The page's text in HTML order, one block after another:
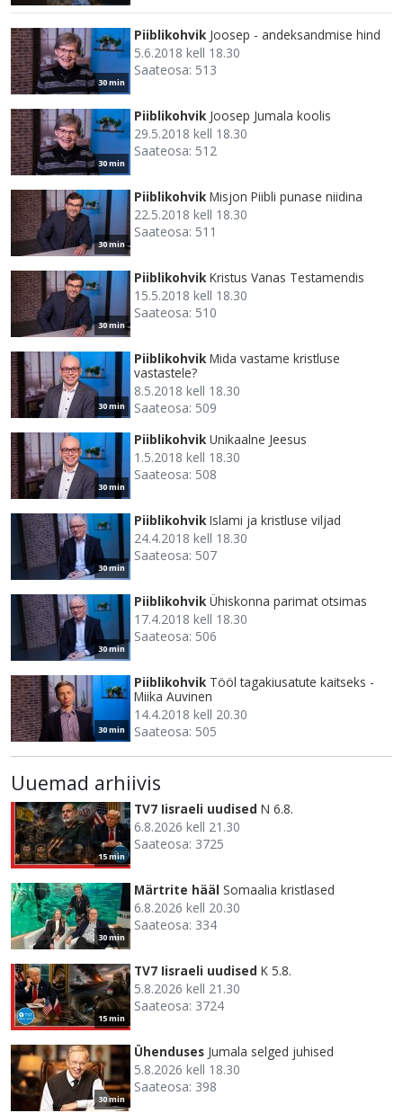
30 min
Piiblikohvik Joosep - andeksandmise hind
5.6.2018 kell 18.30
Saateosa: 513
30 min
Piiblikohvik Joosep Jumala koolis
29.5.2018 kell 18.30
Saateosa: 512
30 min
Piiblikohvik Misjon Piibli punase niidina
22.5.2018 kell 18.30
Saateosa: 511
30 min
Piiblikohvik Kristus Vanas Testamendis
15.5.2018 kell 18.30
Saateosa: 510
30 min
Piiblikohvik Mida vastame kristluse
vastastele?
8.5.2018 kell 18.30
Saateosa: 509
30 min
Piiblikohvik Unikaalne Jeesus
1.5.2018 kell 18.30
Saateosa: 508
30 min
Piiblikohvik Islami ja kristluse viljad
24.4.2018 kell 18.30
Saateosa: 507
30 min
Piiblikohvik Ühiskonna parimat otsimas
17.4.2018 kell 18.30
Saateosa: 506
30 min
Piiblikohvik Tööl tagakiusatute kaitseks -
Miika Auvinen
14.4.2018 kell 20.30
Saateosa: 505
Uuemad arhiivis
15 min
TV7 Iisraeli uudised N 6.8.
6.8.2026 kell 21.30
Saateosa: 3725
30 min
Märtrite hääl Somaalia kristlased
6.8.2026 kell 20.30
Saateosa: 334
15 min
TV7 Iisraeli uudised K 5.8.
5.8.2026 kell 21.30
Saateosa: 3724
30 min
Ühenduses Jumala selged juhised
5.8.2026 kell 18.30
Saateosa: 398